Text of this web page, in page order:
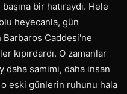
bir hatıraydı. Hele
heyecanla, gün
Barbaros Caddesi'ne
kıpırdardı. O zamanlar
daha samimi, daha insan
eski günlerin ruhunu hala